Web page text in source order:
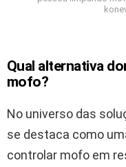
Qual alternativa
mofo?
No universo das
se destaca como
controlar mofo em